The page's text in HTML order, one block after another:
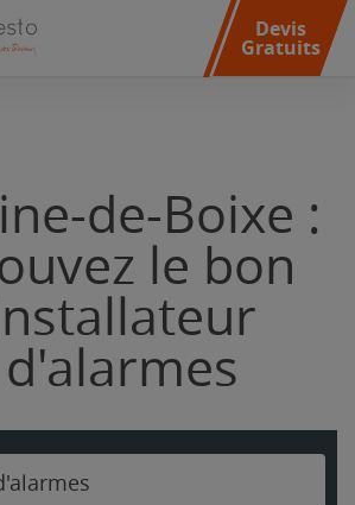
Devis
Gratuits
de-Boixe :
le bon
d'alarmes